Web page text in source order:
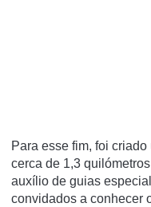
Para esse fim, foi
cerca de 1,3
auxílio de guias
convidados a conhecer